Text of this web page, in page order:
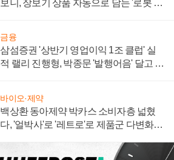
보니, 장보기 상품 자동으로 담는 '로봇 40
금융
삼섬증권 '상반기 영업이익 1조 클럽' 실
적 랠리 진행형, 박종문 '발행어음' 달고 연
바이오·제약
백상환 동아제약 박카스 소비자층 넓혔
다, '얼박사'로 '레트로'로 제품군 다변화